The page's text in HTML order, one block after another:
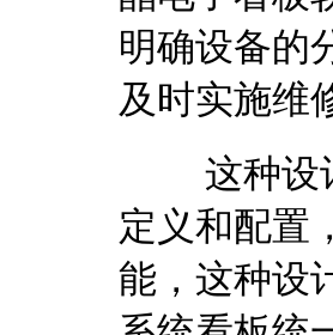
明确设备的
及时实施维
这种设计
定义和配置
能，这种设